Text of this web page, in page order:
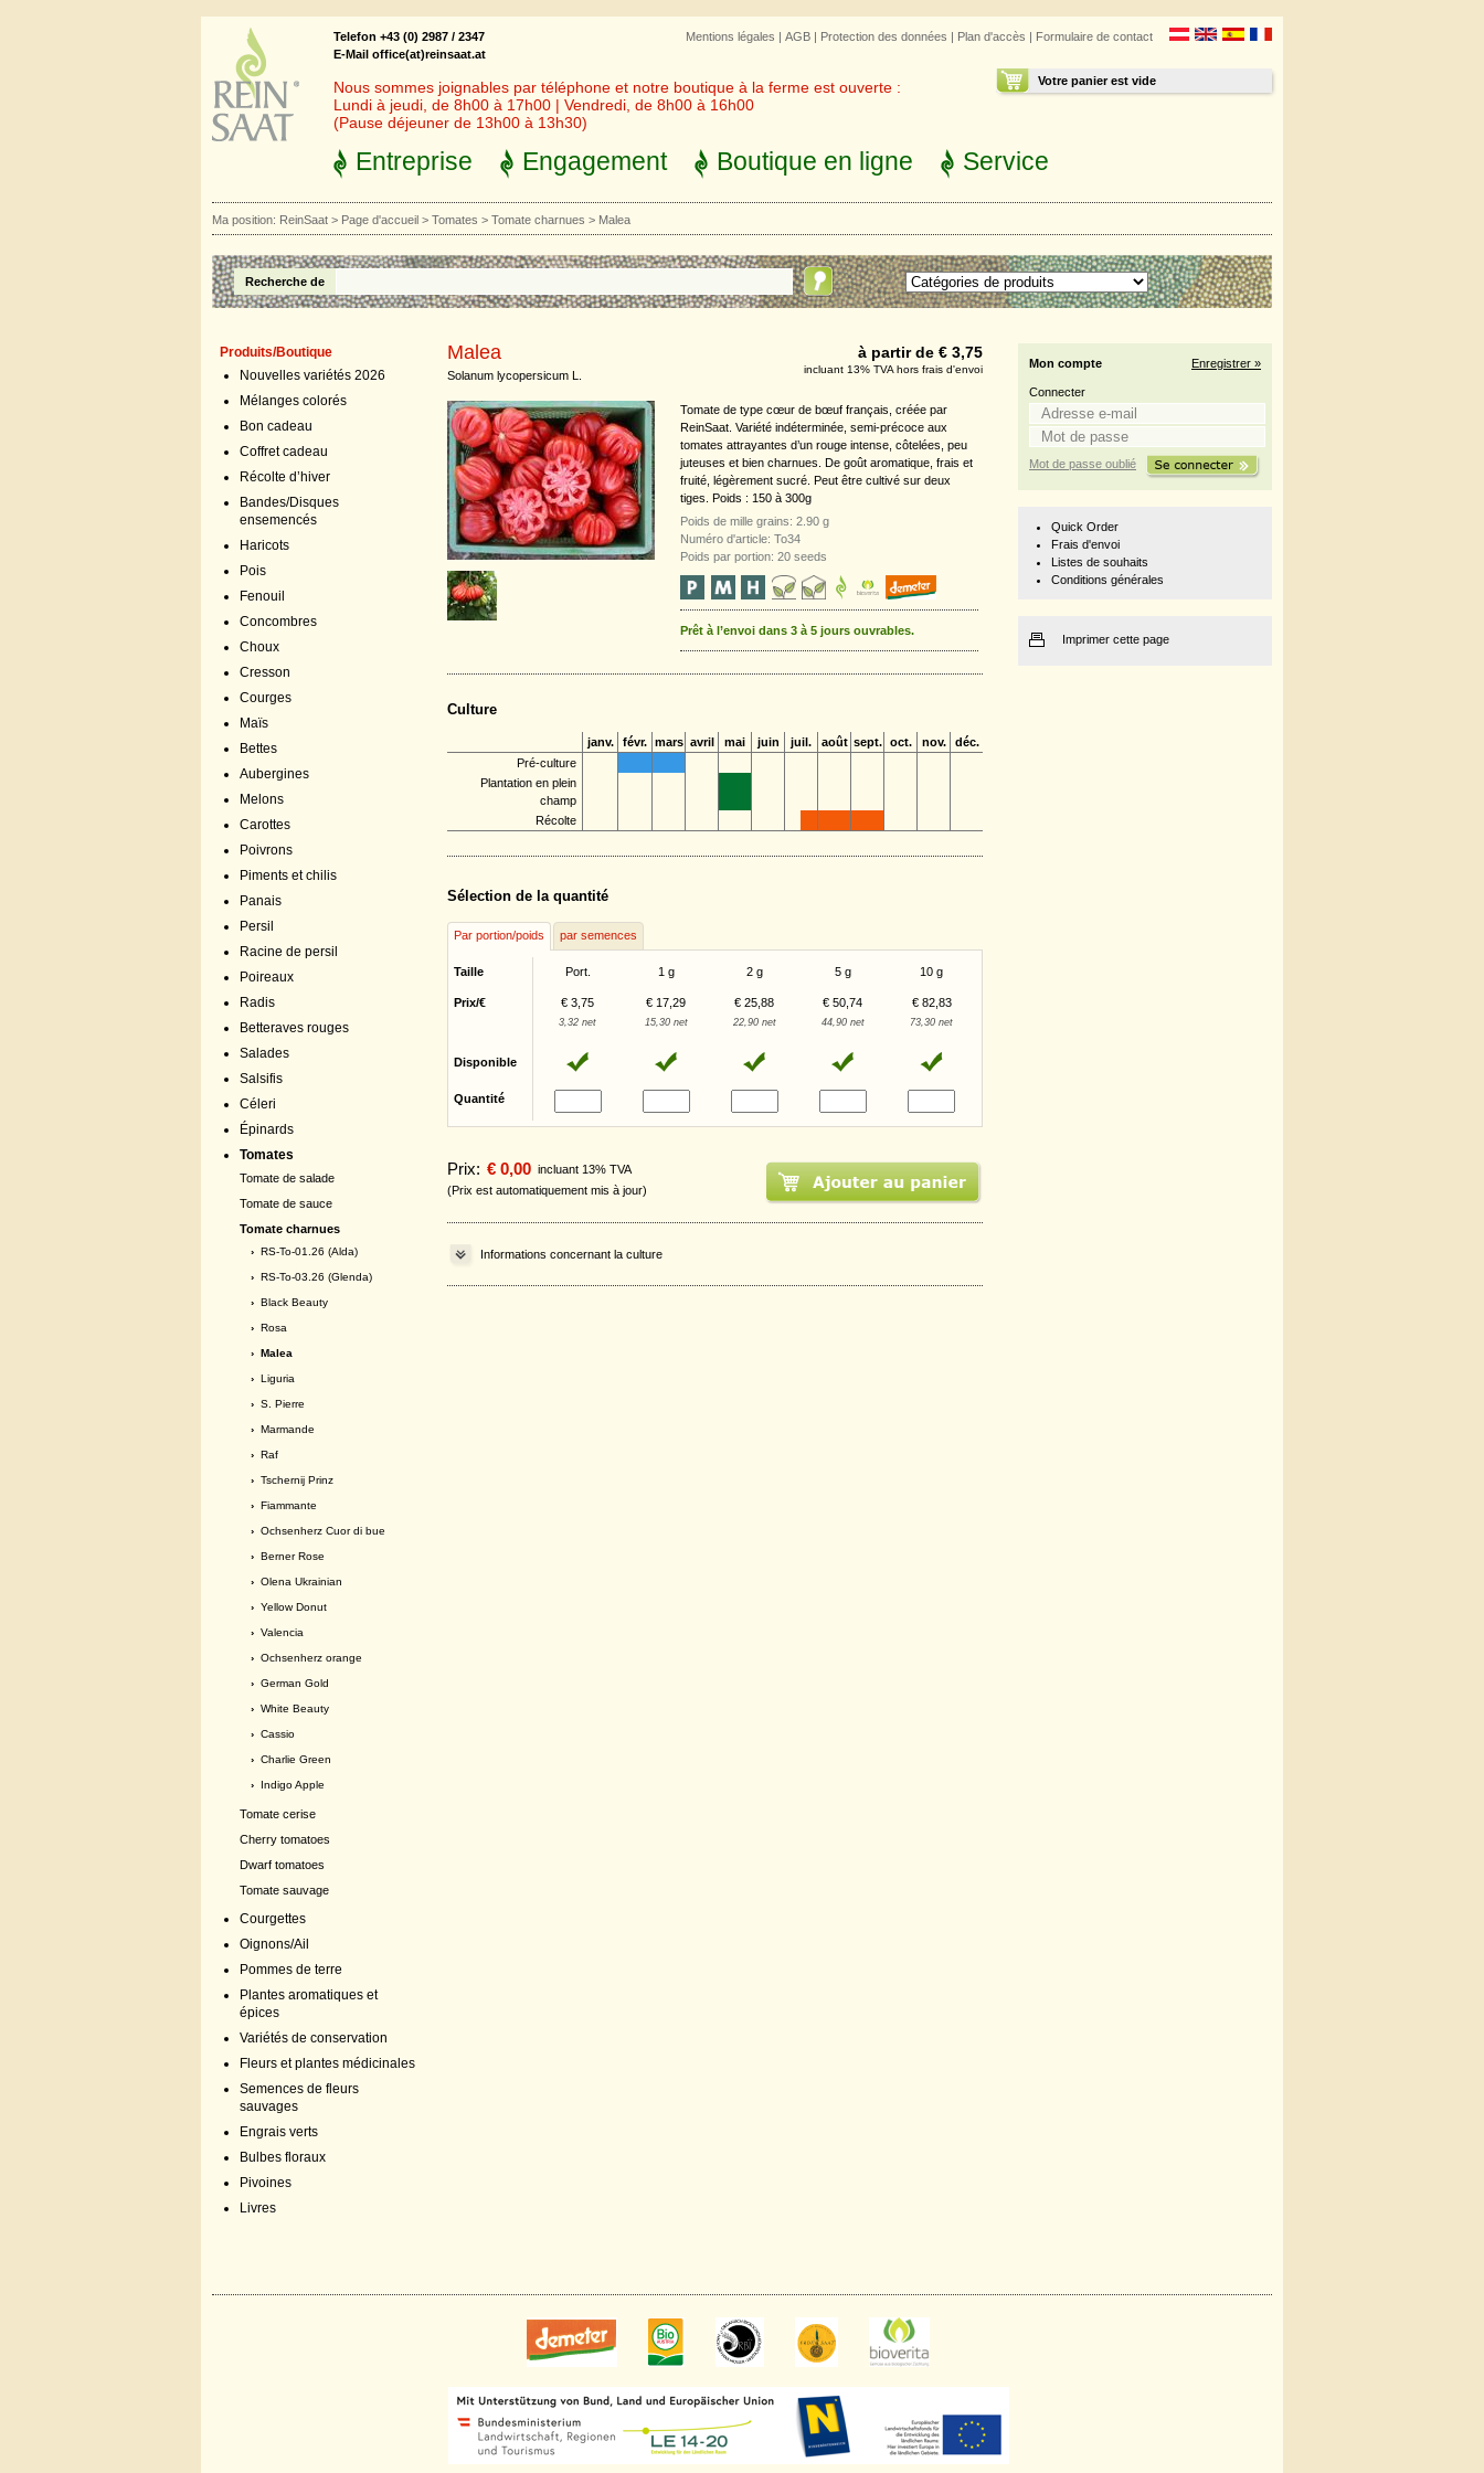
Mentions légales | AGB | Protection des données | Plan d'accès | Formulaire de contact
Votre panier est vide
Telefon +43 (0) 2987 / 2347
E-Mail office(at)reinsaat.at
Nous sommes joignables par téléphone et notre boutique à la ferme est ouverte :
Lundi à jeudi, de 8h00 à 17h00 | Vendredi, de 8h00 à 16h00
(Pause déjeuner de 13h00 à 13h30)
Entreprise Engagement Boutique en ligne Service
Ma position: ReinSaat > Page d'accueil > Tomates > Tomate charnues > Malea
Recherche de
Produits/Boutique
Nouvelles variétés 2026
Mélanges colorés
Bon cadeau
Coffret cadeau
Récolte d’hiver
Bandes/Disques
ensemencés
Haricots
Pois
Fenouil
Concombres
Choux
Cresson
Courges
Maïs
Bettes
Aubergines
Melons
Carottes
Poivrons
Piments et chilis
Panais
Persil
Racine de persil
Poireaux
Radis
Betteraves rouges
Salades
Salsifis
Céleri
Épinards
Tomates
Tomate de salade
Tomate de sauce
Tomate charnues
› RS-To-01.26 (Alda)
› RS-To-03.26 (Glenda)
› Black Beauty
› Rosa
› Malea
› Liguria
› S. Pierre
› Marmande
› Raf
› Tschernij Prinz
› Fiammante
› Ochsenherz Cuor di bue
› Berner Rose
› Olena Ukrainian
› Yellow Donut
› Valencia
› Ochsenherz orange
› German Gold
› White Beauty
› Cassio
› Charlie Green
› Indigo Apple
Tomate cerise
Cherry tomatoes
Dwarf tomatoes
Tomate sauvage
Courgettes
Oignons/Ail
Pommes de terre
Plantes aromatiques et
épices
Variétés de conservation
Fleurs et plantes médicinales
Semences de fleurs
sauvages
Engrais verts
Bulbes floraux
Pivoines
Livres
Malea
Solanum lycopersicum L.
à partir de € 3,75
incluant 13% TVA hors frais d'envoi
Tomate de type cœur de bœuf français, créée par
ReinSaat. Variété indéterminée, semi-précoce aux
tomates attrayantes d’un rouge intense, côtelées, peu
juteuses et bien charnues. De goût aromatique, frais et
fruité, légèrement sucré. Peut être cultivé sur deux
tiges. Poids : 150 à 300g
Poids de mille grains: 2.90 g
Numéro d'article: To34
Poids par portion: 20 seeds
Prêt à l’envoi dans 3 à 5 jours ouvrables.
Culture
janv. févr. mars avril mai juin juil. août sept. oct. nov.
déc.
Pré-culture
Plantation en plein
champ
Récolte
Sélection de la quantité
Par portion/poids par semences
Taille Port. 1 g 2 g 5 g 10 g
Prix/€ € 3,75 € 17,29 € 25,88 € 50,74 € 82,83
3,32 net 15,30 net 22,90 net 44,90 net 73,30 net
Disponible
Quantité
Prix: € 0,00 incluant 13% TVA
(Prix est automatiquement mis à jour)
Informations concernant la culture
Mon compte Enregistrer »
Connecter
Mot de passe oublié
Quick Order
Frais d'envoi
Listes de souhaits
Conditions générales
Imprimer cette page